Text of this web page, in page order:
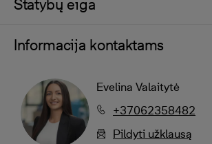
Statybų eiga
Informacija kontaktams
Evelina Valaitytė
+37062358482
Pildyti užklausą